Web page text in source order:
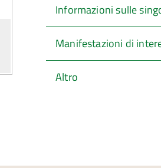
Informazioni sulle
Manifestazioni di
Altro